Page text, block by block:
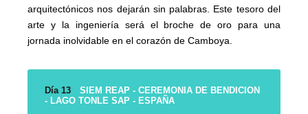
arquitectónicos nos dejarán sin palabras. Este tesoro del
arte y la ingeniería será el broche de oro para una
jornada inolvidable en el corazón de Camboya.
Día 13
SIEM REAP - CEREMONIA DE BENDICION
- LAGO TONLE SAP - ESPAÑA